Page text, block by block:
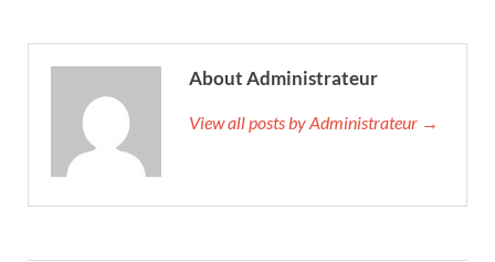
About Administrateur
View all posts by Administrateur →